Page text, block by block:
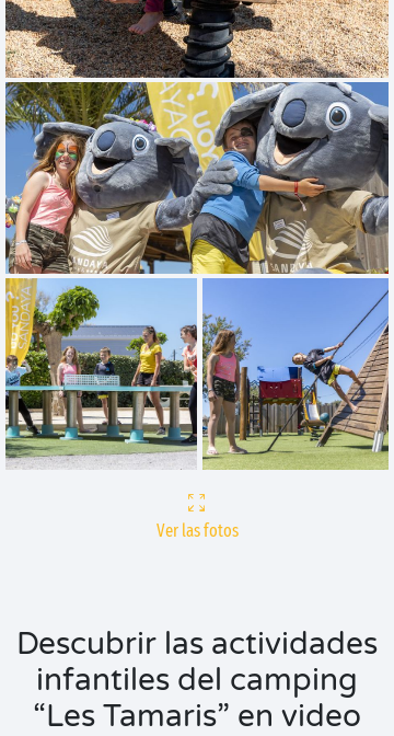
Ver las fotos
Descubrir las actividades
infantiles del camping
“Les Tamaris” en video